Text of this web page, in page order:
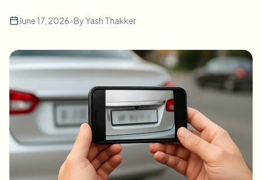
تبديل الوجه - فيديو
ذكاء الفيديو
طمس فيديوهات بالجملة
عالج عدة فيديوهات دفعة واحدة
خطوط أنابيب عالية الإنتاجية
طمس أي شيء
مناطق المؤسسات والسياسات والمراجعة
أتمتة التحميلات والمهام وخطافات الويب
نموذج الاتصال
ذكاء الفيديو
June 17, 2026•ByYash Thakker